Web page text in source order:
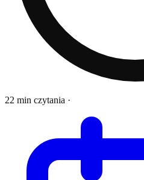
22 min czytania ·